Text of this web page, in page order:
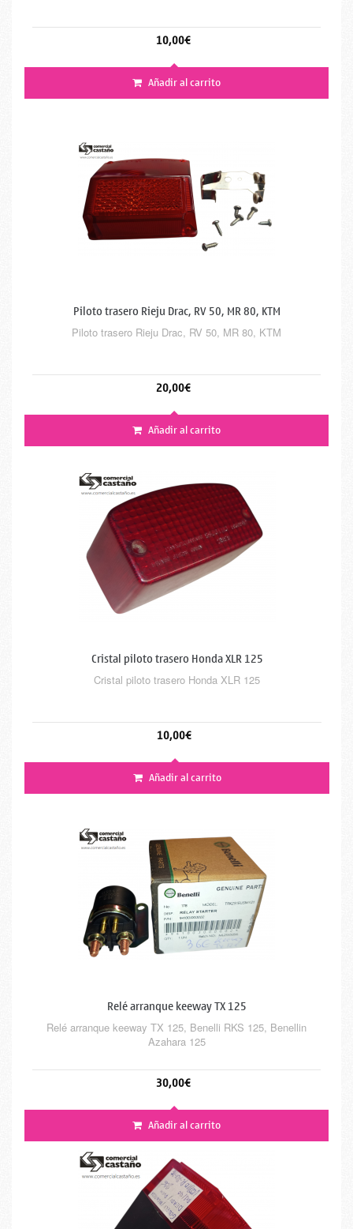
10,00€
Añadir al carrito
Piloto trasero Rieju Drac, RV 50, MR 80, KTM
Piloto trasero Rieju Drac, RV 50, MR 80, KTM
20,00€
Añadir al carrito
Cristal piloto trasero Honda XLR 125
Cristal piloto trasero Honda XLR 125
10,00€
Añadir al carrito
Relé arranque keeway TX 125
Relé arranque keeway TX 125, Benelli RKS 125, Benellin
Azahara 125
30,00€
Añadir al carrito